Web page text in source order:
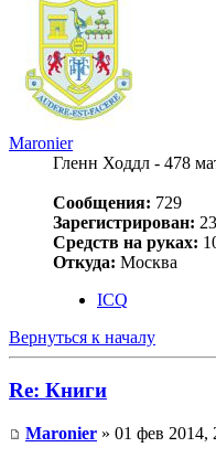
Maronier
Гленн Ходдл - 478
Сообщения: 729
Зарегистрирован:
Средств на руках:
Откуда: Москва
ICQ
Вернуться к началу
Re: Книги
Maronier » 01 фев 2014,